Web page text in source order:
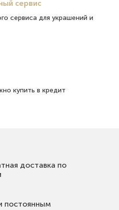
сервис
сервиса для украшений и
купить в кредит
доставка по
постоянным